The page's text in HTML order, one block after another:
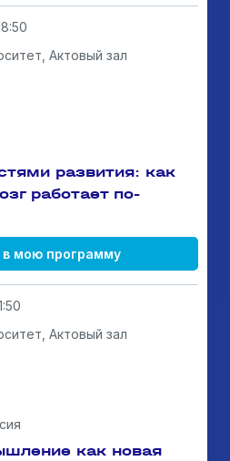
Актовый зал
развития: как
работает по-
в мою программу
Актовый зал
как новая